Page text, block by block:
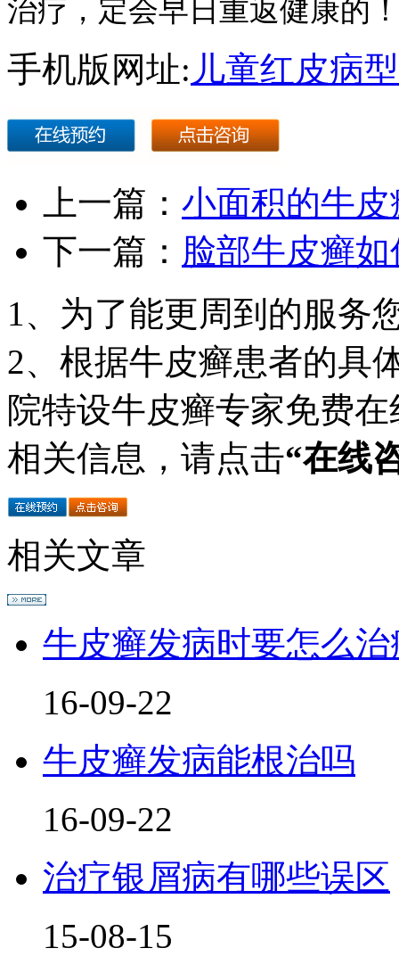
治疗，定会早日重返健康的
手机版网址: 儿童红皮病
上一篇： 小面积的牛
下一篇： 脸部牛皮癣
1、为了能更周到的服务
2、根据牛皮癣患者的具
院特设牛皮癣专家免费
相关信息，请点击“在线
相关文章
牛皮癣发病时要怎么治
16-09-22
牛皮癣发病能根治吗
16-09-22
治疗银屑病有哪些误区
15-08-15